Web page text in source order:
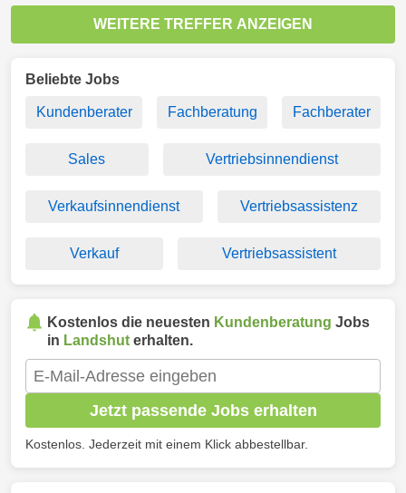
WEITERE TREFFER ANZEIGEN
Beliebte Jobs
Kundenberater Fachberatung Fachberater
Sales Vertriebsinnendienst
Verkaufsinnendienst Vertriebsassistenz
Verkauf Vertriebsassistent
Kostenlos die neuesten Kundenberatung Jobs
in Landshut erhalten.
Jetzt passende Jobs erhalten
Kostenlos. Jederzeit mit einem Klick abbestellbar.